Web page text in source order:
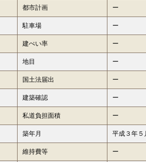
都市計画 ー
駐車場 ー
建ぺい率 ー
地目 ー
国土法届出 ー
建築確認 ー
私道負担面積 ー
築年月 平成３年５
維持費等 ー